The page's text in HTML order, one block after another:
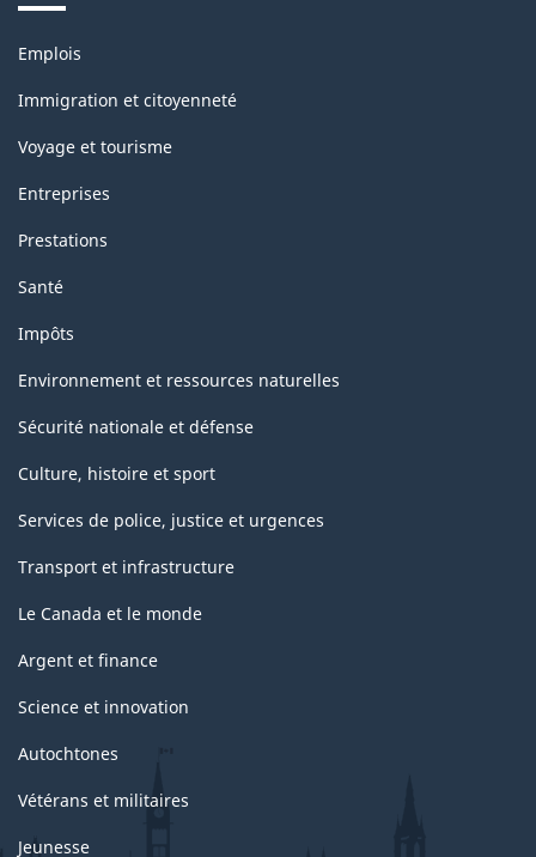
de
la
classification
Thèmes
sujets
Emplois
Immigration et citoyenneté
Voyage et tourisme
Entreprises
Prestations
Santé
Impôts
Environnement et ressources naturelles
Sécurité nationale et défense
Culture, histoire et sport
Services de police, justice et urgences
Transport et infrastructure
Le Canada et le monde
Argent et finance
Science et innovation
Autochtones
Vétérans et militaires
Jeunesse